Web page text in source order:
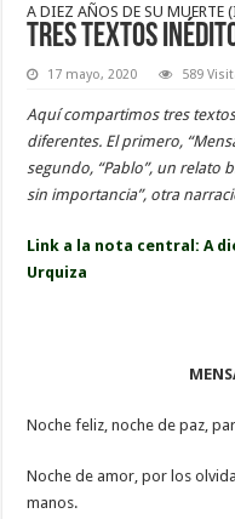
A DIEZ AÑOS DE SU MUERTE
Tres textos
17 mayo, 2020 589
Aquí compartimos tres
diferentes. El primero,
segundo, “Pablo”, un relato
sin importancia”, otra
Link a la nota central: A
Urquiza
Noche feliz, noche de paz,
Noche de amor, por los
manos.